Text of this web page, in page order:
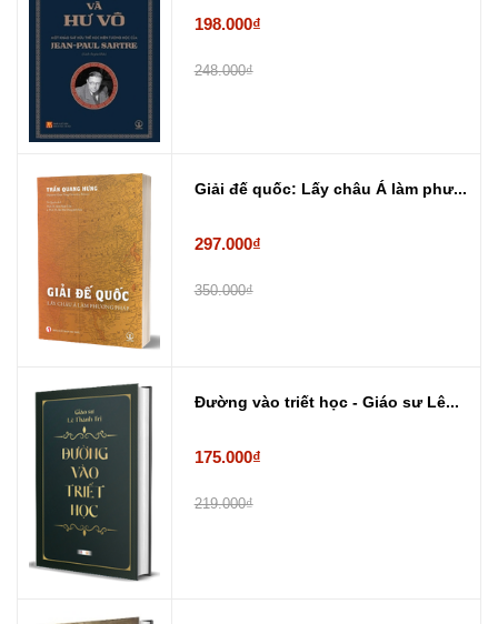
198.000₫
248.000₫
Giải đế quốc: Lấy châu Á làm phư...
297.000₫
350.000₫
Đường vào triết học - Giáo sư Lê...
175.000₫
219.000₫